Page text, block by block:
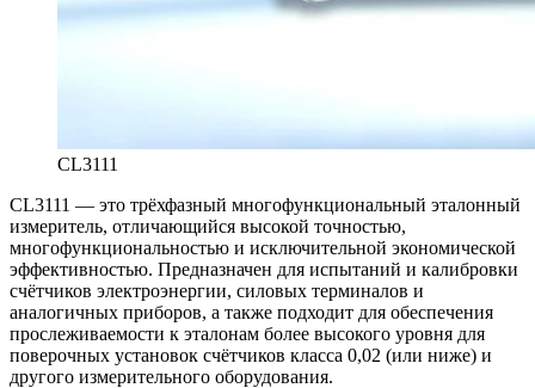
CL3111
CL3111 — это трёхфазный многофункциональный эталонный
измеритель, отличающийся высокой точностью,
многофункциональностью и исключительной экономической
эффективностью. Предназначен для испытаний и калибровки
счётчиков электроэнергии, силовых терминалов и
аналогичных приборов, а также подходит для обеспечения
прослеживаемости к эталонам более высокого уровня для
поверочных установок счётчиков класса 0,02 (или ниже) и
другого измерительного оборудования.